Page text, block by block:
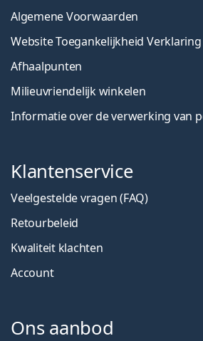
Algemene Voorwaarden
Website Toegankelijkheid Verklaring
Afhaalpunten
Milieuvriendelijk winkelen
Informatie over de verwerking van
Klantenservice
Veelgestelde vragen (FAQ)
Retourbeleid
Kwaliteit klachten
Account
Ons aanbod